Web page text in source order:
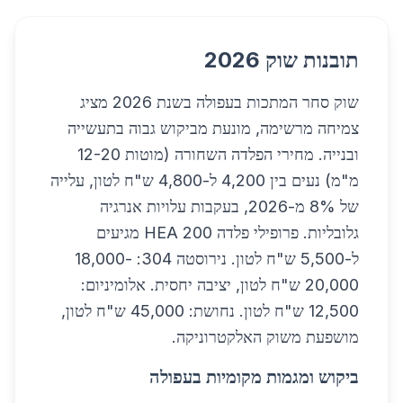
תובנות שוק 2026
שוק סחר המתכות בעפולה בשנת 2026 מציג
צמיחה מרשימה, מונעת מביקוש גבוה בתעשייה
ובנייה. מחירי הפלדה השחורה (מוטות 12-20
מ"מ) נעים בין 4,200 ל-4,800 ש"ח לטון, עלייה
של 8% מ-2026, בעקבות עלויות אנרגיה
גלובליות. פרופילי פלדה HEA 200 מגיעים
ל-5,500 ש"ח לטון. נירוסטה 304: 18,000-
20,000 ש"ח לטון, יציבה יחסית. אלומיניום:
12,500 ש"ח לטון. נחושת: 45,000 ש"ח לטון,
מושפעת משוק האלקטרוניקה.
ביקוש ומגמות מקומיות בעפולה